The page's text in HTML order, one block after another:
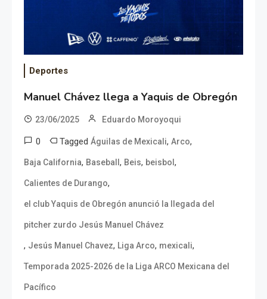
Deportes
Manuel Chávez llega a Yaquis de Obregón
23/06/2025 Eduardo Moroyoqui
0 Tagged Águilas de Mexicali, Arco,
Baja California, Baseball , Beis, beisbol ,
Calientes de Durango,
el club Yaquis de Obregón anunció la llegada del
pitcher zurdo Jesús Manuel Chávez
, Jesús Manuel Chavez, Liga Arco, mexicali,
Temporada 2025-2026 de la Liga ARCO Mexicana del
Pacífico